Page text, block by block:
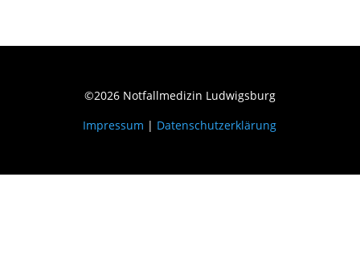
©2026 Notfallmedizin Ludwigsburg
Impressum | Datenschutzerklärung